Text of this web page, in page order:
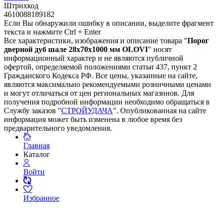
Штрихкод
4610088189182
Если Вы обнаружили ошибку в описании, выделите фрагмент
текста и нажмите Ctrl + Enter
Все характеристики, изображения и описание товара "Порог
дверной дуб шале 28х70х1000 мм OLOVI" носят
информационный характер и не являются публичной
офертой, определяемой положениями статьи 437, пункт 2
Гражданского Кодекса РФ. Все цены, указанные на сайте,
являются максимально рекомендуемыми розничными ценами
и могут отличаться от цен региональных магазинов. Для
получения подробной информации необходимо обращаться в
Службу заказов "СТРОЙУДАЧА". Опубликованная на сайте
информация может быть изменена в любое время без
предварительного уведомления.
Главная
Каталог
Войти
Избранное